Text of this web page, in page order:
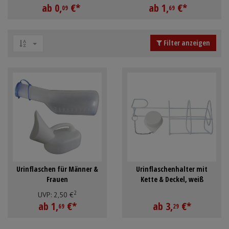
Schürzen
Mundpflege & Mundhygiene
ab 0,09 €* ab 1,69 €*
Filter anzeigen
Urinflaschen für Männer &
Frauen
UVP: 2,50 €2
ab 1,69 €*
Urinflaschenhalter mit
Kette & Deckel, weiß
ab 3,29 €*